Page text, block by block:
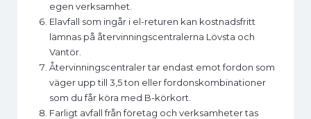
egen verksamhet.
Elavfall som ingår i el-returen kan kostnadsfritt
lämnas på återvinningscentralerna Lövsta och
Vantör.
Återvinningscentraler tar endast emot fordon som
väger upp till 3,5 ton eller fordonskombinationer
som du får köra med B-körkort.
Farligt avfall från företag och verksamheter tas